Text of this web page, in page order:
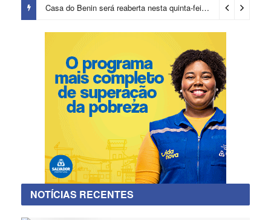
Casa do Benin será reaberta nesta quinta-feira (6) 4 dias ago
NOTÍCIAS RECENTES